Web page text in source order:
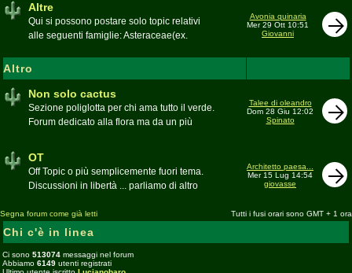
Altre
Qui si possono postare solo topic relativi
alle seguenti famiglie: Asteraceae(ex.
Sansevieria; Lamiaceae (ex. Labiatae) gen.
Coleus e Plectranthus; Peperomiaceae gen.
Peperomia (solo specie succulente);
Geraniaceae gen. Pelargonium, Monsonia
Talinum, Portulacaria
Avonia quinaria
Mer 29 Ott 10:51
Giovanni
Altro
Non solo cactus
Sezione poliglotta per chi ama tutto il verde.
Forum dedicato alla flora ma da un più
Talee di oleandro
Dom 28 Giu 12:02
Spinato
OT
Off Topic o più semplicemente fuori tema.
Discussioni in libertà ... parliamo di altro
Architetto paesa...
Mer 15 Lug 14:54
giovasse
Segna forum come già letti Tutti i fusi orari sono GMT + 1 ora
Chi c'è in linea
Ci sono 513074 messaggi nel forum
Abbiamo 6149 utenti registrati